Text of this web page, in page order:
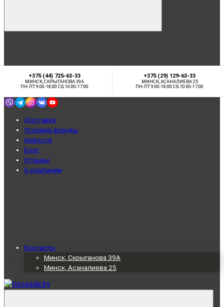
+375 (44) 725-63-33
МИНСК, СКРЫГАНОВА 39А
ПН-ПТ 9:00-18:00 СБ 10:00-17:00
+375 (29) 129-63-33
МИНСК, АСАНАЛИЕВА 25
ПН-ПТ 9:00-18:00 СБ 10:00-17:00
Доставка
Условия аренды
Новости
Блог
Отзывы
О компании
Контакты
Минск, Скрыганова 39А
Минск, Асаналиева 25